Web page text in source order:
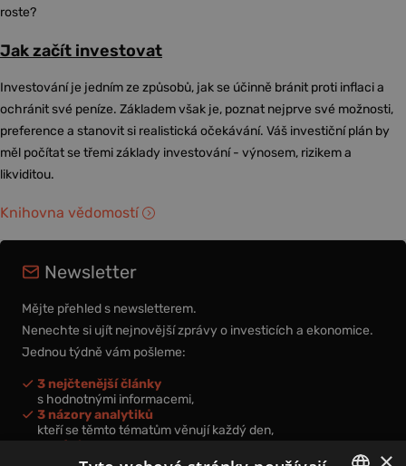
roste?
Jak začít investovat
Investování je jedním ze způsobů, jak se účinně bránit proti inflaci a
ochránit své peníze. Základem však je, poznat nejprve své možnosti,
preference a stanovit si realistická očekávání. Váš investiční plán by
měl počítat se třemi základy investování - výnosem, rizikem a
likviditou.
Knihovna vědomostí
Newsletter
Mějte přehled s newsletterem.
Nenechte si ujít nejnovější zprávy o investicích a ekonomice.
Jednou týdně vám pošleme:
3 nejčtenější články
s hodnotnými informacemi,
3 názory analytiků
kteří se těmto tématům věnují každý den,
nová videa a podcasty
k prohloubení vašich znalostí.